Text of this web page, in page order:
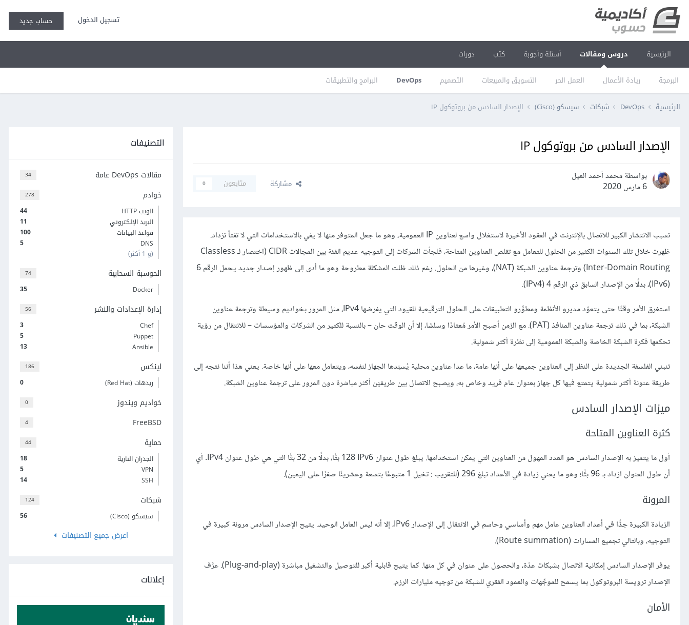
تسجيل الدخول حساب جديد
الرئيسية دروس ومقالات
البرمجة ريادة الأعمال العمل الحر التسويق والمبيعات التصميم DevOps البرامج والتطبيقات
أسئلة وأجوبة كتب دورات
الرئيسية DevOps شبكات سيسكو (Cisco) الإصدار السادس من بروتوكول IP
الإصدار السادس من بروتوكول IP
بواسطة محمد أحمد العيل
6 مارس 2020
مشاركة متابعون 0
تسبب الانتشار الكبير للاتصال بالإنترنت في العقود الأخيرة لاستغلال واسع لعناوين IP العمومية، وهو ما جعل المتوفر منها لا يفي بالاستخدامات التي لا تفتأ تزداد.
ظهرت خلال تلك السنوات الكثير من الحلول للتعامل مع تقلص العناوين المتاحة، فلجأت الشركات إلى التوجيه عديم الفئة بين المجالات CIDR (اختصار لـ Classless
Inter-Domain Routing) وترجمة عناوين الشبكة (NAT)، وغيرها من الحلول. رغم ذلك ظلت المشكلة مطروحة وهو ما أدى إلى ظهور إصدار جديد يحمل الرقم 6
(IPv6)، بدلًا من الإصدار السابق ذي الرقم 4 (IPv4).
استغرق الأمر وقتًا حتى يتعوّد مديرو الأنظمة ومطوِّرو التطبيقات على الحلول الترقيعية للقيود التي يفرضها IPv4، مثل المرور بخواديم وسيطة وترجمة عناوين
الشبكة، بما في ذلك ترجمة عناوين المنافذ (PAT). مع الزمن أصبح الأمر مُعتادًا وسلسًا، إلا أن الوقت حان – بالنسبة للكثير من الشركات والمؤسسات – للانتقال من رؤية
تحكمها فكرة الشبكة الخاصة والشبكة العمومية إلى نظرة أكثر شمولية.
تنبني الفلسفة الجديدة على النظر إلى العناوين جميعها على أنها عامة، ما عدا عناوين محلية يُسنِدها الجهاز لنفسه، ويتعامل معها على أنها خاصة. يعني هذا أننا نتجه إلى
طريقة عنونة أكثر شمولية يتمتع فيها كل جهاز بعنوان عام فريد وخاص به، ويصبح الاتصال بين طريفيْن أكثر مباشرة دون المرور على ترجمة عناوين الشبكة.
ميزات الإصدار السادس
كثرة العناوين المتاحة
أول ما يتميز به الإصدار السادس هو العدد المهول من العناوين التي يمكن استخدامها. يبلغ طول عنوان IPv6‏ 128 بتًّا، بدلًا من 32 بتًّا التي هي طول عنوان IPv4. أي
أن طول العنوان ازداد بـ 96 بتًّا؛ وهو ما يعني زيادة في الأعداد تبلغ 296 (للتقريب : تخيل 1 متبوعًا بتسعة وعشرينًا صفرًا على اليمين).
المرونة
الزيادة الكبيرة جدًّا في أعداد العناوين عامل مهم وأساسي وحاسم في الانتقال إلى الإصدار IPv6، إلا أنه ليس العامل الوحيد. يتيح الإصدار السادس مرونة كبيرة في
التوجيه، وبالتالي تجميع المسارات (Route summation).
يوفر الإصدار السادس إمكانية الاتصال بشبكات عدّة، والحصول على عنوان في كل منها. كما يتيح قابلية أكبر للتوصيل والتشغيل مباشرة (Plug-and-play). عرَّف
الإصدار ترويسة البروتوكول بما يسمح للموجِّهات والعمود الفقري للشبكة من توجيه مليارات الرزم.
الأمان
التصنيفات
34 مقالات DevOps عامة
278 خوادم
44
الويب HTTP
11
البريد الإلكتروني
100
قواعد البيانات
5
DNS
(و 1 أكثر)
74 الحوسبة السحابية
35 Docker
56 إدارة الإعدادات والنشر
3
Chef
5
Puppet
13
Ansible
186 لينكس
0 ريدهات (Red Hat)
0 خواديم ويندوز
4 FreeBSD
44 حماية
18
الجدران النارية
5
VPN
14
SSH
124 شبكات
56 سيسكو (Cisco)
اعرض جميع التصنيفات
إعلانات